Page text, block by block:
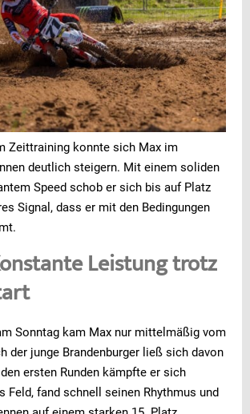
Zeittraining konnte sich Max im
deutlich steigern. Mit einem soliden
Speed schob er sich bis auf Platz
Signal, dass er mit den Bedingungen
Leistung trotz
Sonntag kam Max nur mittelmäßig vom
der junge Brandenburger ließ sich davon
ersten Runden kämpfte er sich
Feld, fand schnell seinen Rhythmus und